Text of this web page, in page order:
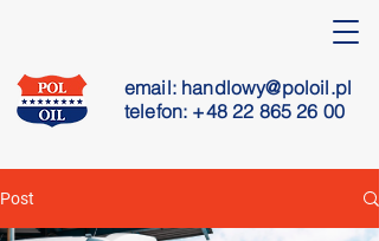
email: handlowy@poloil.pl
telefon: +48 22 865 26 00
Post